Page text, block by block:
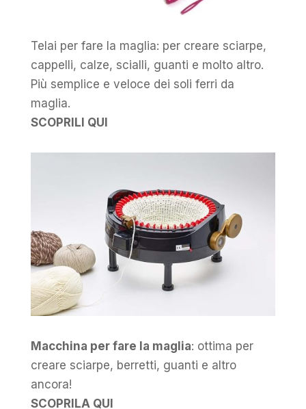
Telai per fare la maglia: per creare sciarpe,
cappelli, calze, scialli, guanti e molto altro.
Più semplice e veloce dei soli ferri da
maglia.
SCOPRILI QUI
Macchina per fare la maglia: ottima per
creare sciarpe, berretti, guanti e altro
ancora!
SCOPRILA QUI